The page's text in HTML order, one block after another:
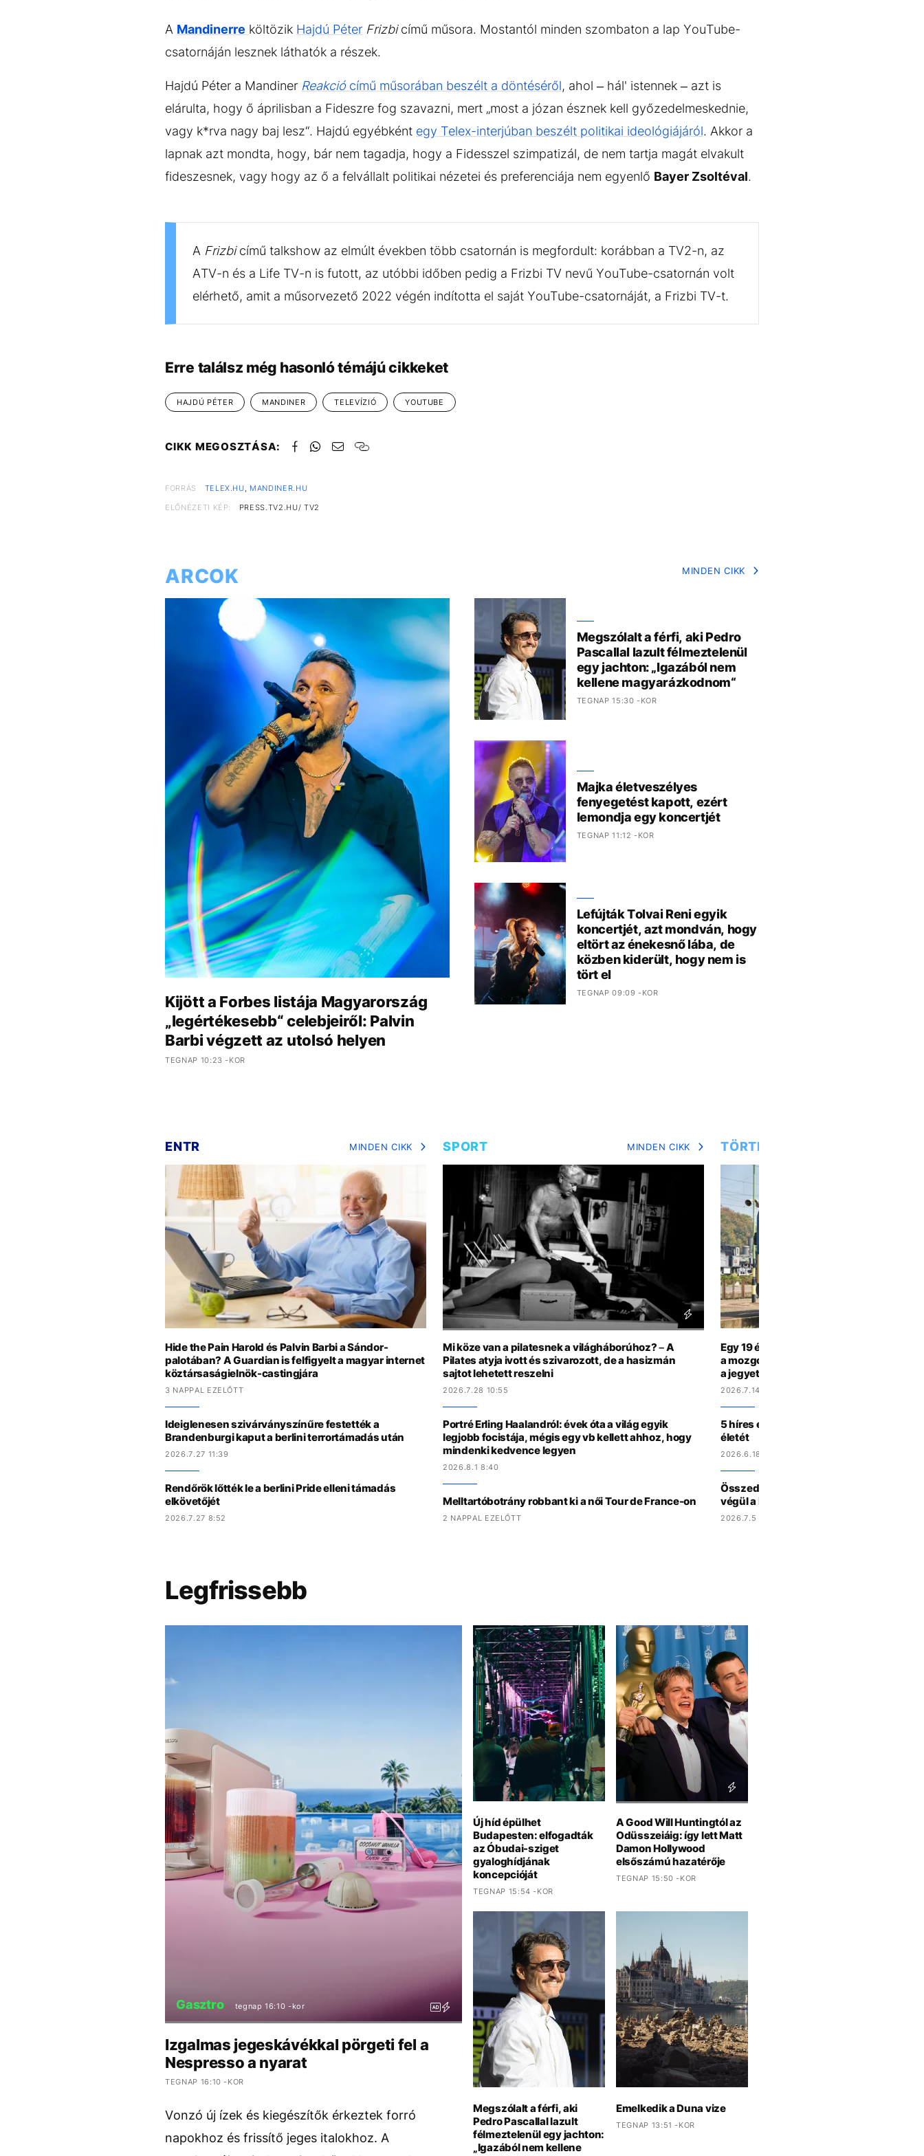
Kvíz MédiaajánlatImpresszum
A Mandinerre költözik Hajdú Péter Frizbicímű műsora. Mostantól minden szombaton a lap YouTube-
csatornáján lesznek láthatók a részek.
Hajdú Péter a Mandiner Reakció című műsorában beszélt a döntéséről, ahol – hál' istennek – azt is
elárulta, hogy ő áprilisban a Fideszre fog szavazni, mert „most a józan észnek kell győzedelmeskednie,
vagy k*rva nagy baj lesz“. Hajdú egyébként egy Telex-interjúban beszélt politikai ideológiájáról. Akkor a
lapnak azt mondta, hogy, bár nem tagadja, hogy a Fidesszel szimpatizál, de nem tartja magát elvakult
fideszesnek, vagy hogy az ő a felvállalt politikai nézetei és preferenciája nem egyenlő Bayer Zsoltéval.
A Frizbicímű talkshow az elmúlt években több csatornán is megfordult: korábban a TV2-n, az
ATV-n és a Life TV-n is futott, az utóbbi időben pedig a Frizbi TV nevű YouTube-csatornán volt
elérhető, amit a műsorvezető 2022 végén indította el saját YouTube-csatornáját, a Frizbi TV-t.
Erre találsz még hasonló témájú cikkeket
HAJDÚ PÉTER MANDINER TELEVÍZIÓ YOUTUBE
CIKK MEGOSZTÁSA:
FORRÁS TELEX.HU, MANDINER.HU
ELŐNÉZETI KÉP:
PRESS.TV2.HU/ TV2
ARCOK MINDEN CIKK
Kijött a Forbes listája Magyarország
„legértékesebb“ celebjeiről: Palvin
Barbi végzett az utolsó helyen
TEGNAP 10:23 -KOR
Megszólalt a férfi, aki Pedro
Pascallal lazult félmeztelenül
egy jachton: „Igazából nem
kellene magyarázkodnom“
TEGNAP 15:30 -KOR
Majka életveszélyes
fenyegetést kapott, ezért
lemondja egy koncertjét
TEGNAP 11:12 -KOR
Lefújták Tolvai Reni egyik
koncertjét, azt mondván, hogy
eltört az énekesnő lába, de
közben kiderült, hogy nem is
tört el
TEGNAP 09:09 -KOR
ENTR MINDEN CIKK
Hide the Pain Harold és Palvin Barbi a Sándor-
palotában? A Guardian is felfigyelt a magyar internet
köztársaságielnök-castingjára
3 NAPPAL EZELŐTT
Ideiglenesen szivárványszínűre festették a
Brandenburgi kaput a berlini terrortámadás után
2026.7.27 11:39
Rendőrök lőtték le a berlini Pride elleni támadás
elkövetőjét
2026.7.27 8:52
SPORT MINDEN CIKK
Mi köze van a pilatesnek a világháborúhoz? – A
Pilates atyja ivott és szivarozott, de a hasizmán
sajtot lehetett reszelni
2026.7.28 10:55
Portré Erling Haalandról: évek óta a világ egyik
legjobb focistája, mégis egy vb kellett ahhoz, hogy
mindenki kedvence legyen
2026.8.1 8:40
Melltartóbotrány robbant ki a női Tour de France-on
2 NAPPAL EZELŐTT
TÖRTÉNETEK
Egy 19 éves srác Zalában azt hitte, jobb
a mozgó vonat ablakán, mint
a jegyet
2026.7.14 14:10
5 híres ember, aki helikopter-
életét
2026.6.18 14:21
Összedőlt a színpad a fesztivál előtt
végül a hatóságok is közbeléptek
2026.7.5 14:02
Legfrissebb
Gasztro tegnap 16:10 -kor
Izgalmas jegeskávékkal pörgeti fel a
Nespresso a nyarat
TEGNAP 16:10 -KOR
Vonzó új ízek és kiegészítők érkeztek forró
napokhoz és frissítő jeges italokhoz. A
Új híd épülhet
Budapesten: elfogadták
az Óbudai-sziget
gyaloghídjának
koncepcióját
TEGNAP 15:54 -KOR
A Good Will Huntingtól az
Odüsszeiáig: így lett Matt
Damon Hollywood
elsőszámú hazatérője
TEGNAP 15:50 -KOR
Megszólalt a férfi, aki
Pedro Pascallal lazult
félmeztelenül egy jachton:
„Igazából nem kellene
Emelkedik a Duna vize
TEGNAP 13:51 -KOR